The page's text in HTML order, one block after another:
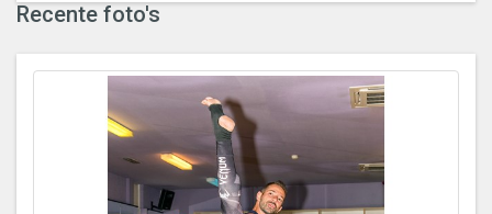
Recente foto's